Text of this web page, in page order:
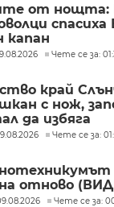
от
капан
Чете се за:
край
с нож,
да избяга
Чете се за:
отново
Чете се за: